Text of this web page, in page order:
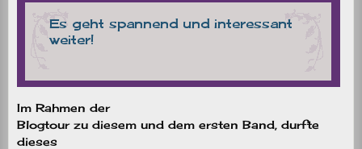
Im Rahmen der
Blogtour zu diesem und dem ersten Band, durfte
dieses